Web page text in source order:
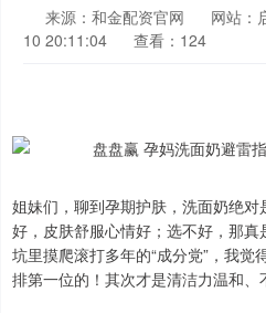
来源：和金配资官网 网站：
10 20:11:04
查看：124
姐妹们，聊到孕期护肤，洗面奶绝
好，皮肤舒服心情好；选不好，那
坑里摸爬滚打多年的“成分党”，我觉
排第一位的！其次才是清洁力温和、